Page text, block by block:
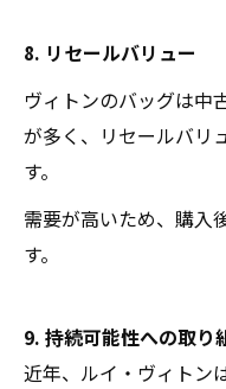
8. リセールバリュー
ヴィトンのバッグは中
が多く、リセールバリ
す。
需要が高いため、購入
す。
9. 持続可能性への取り
近年、ルイ・ヴィトン